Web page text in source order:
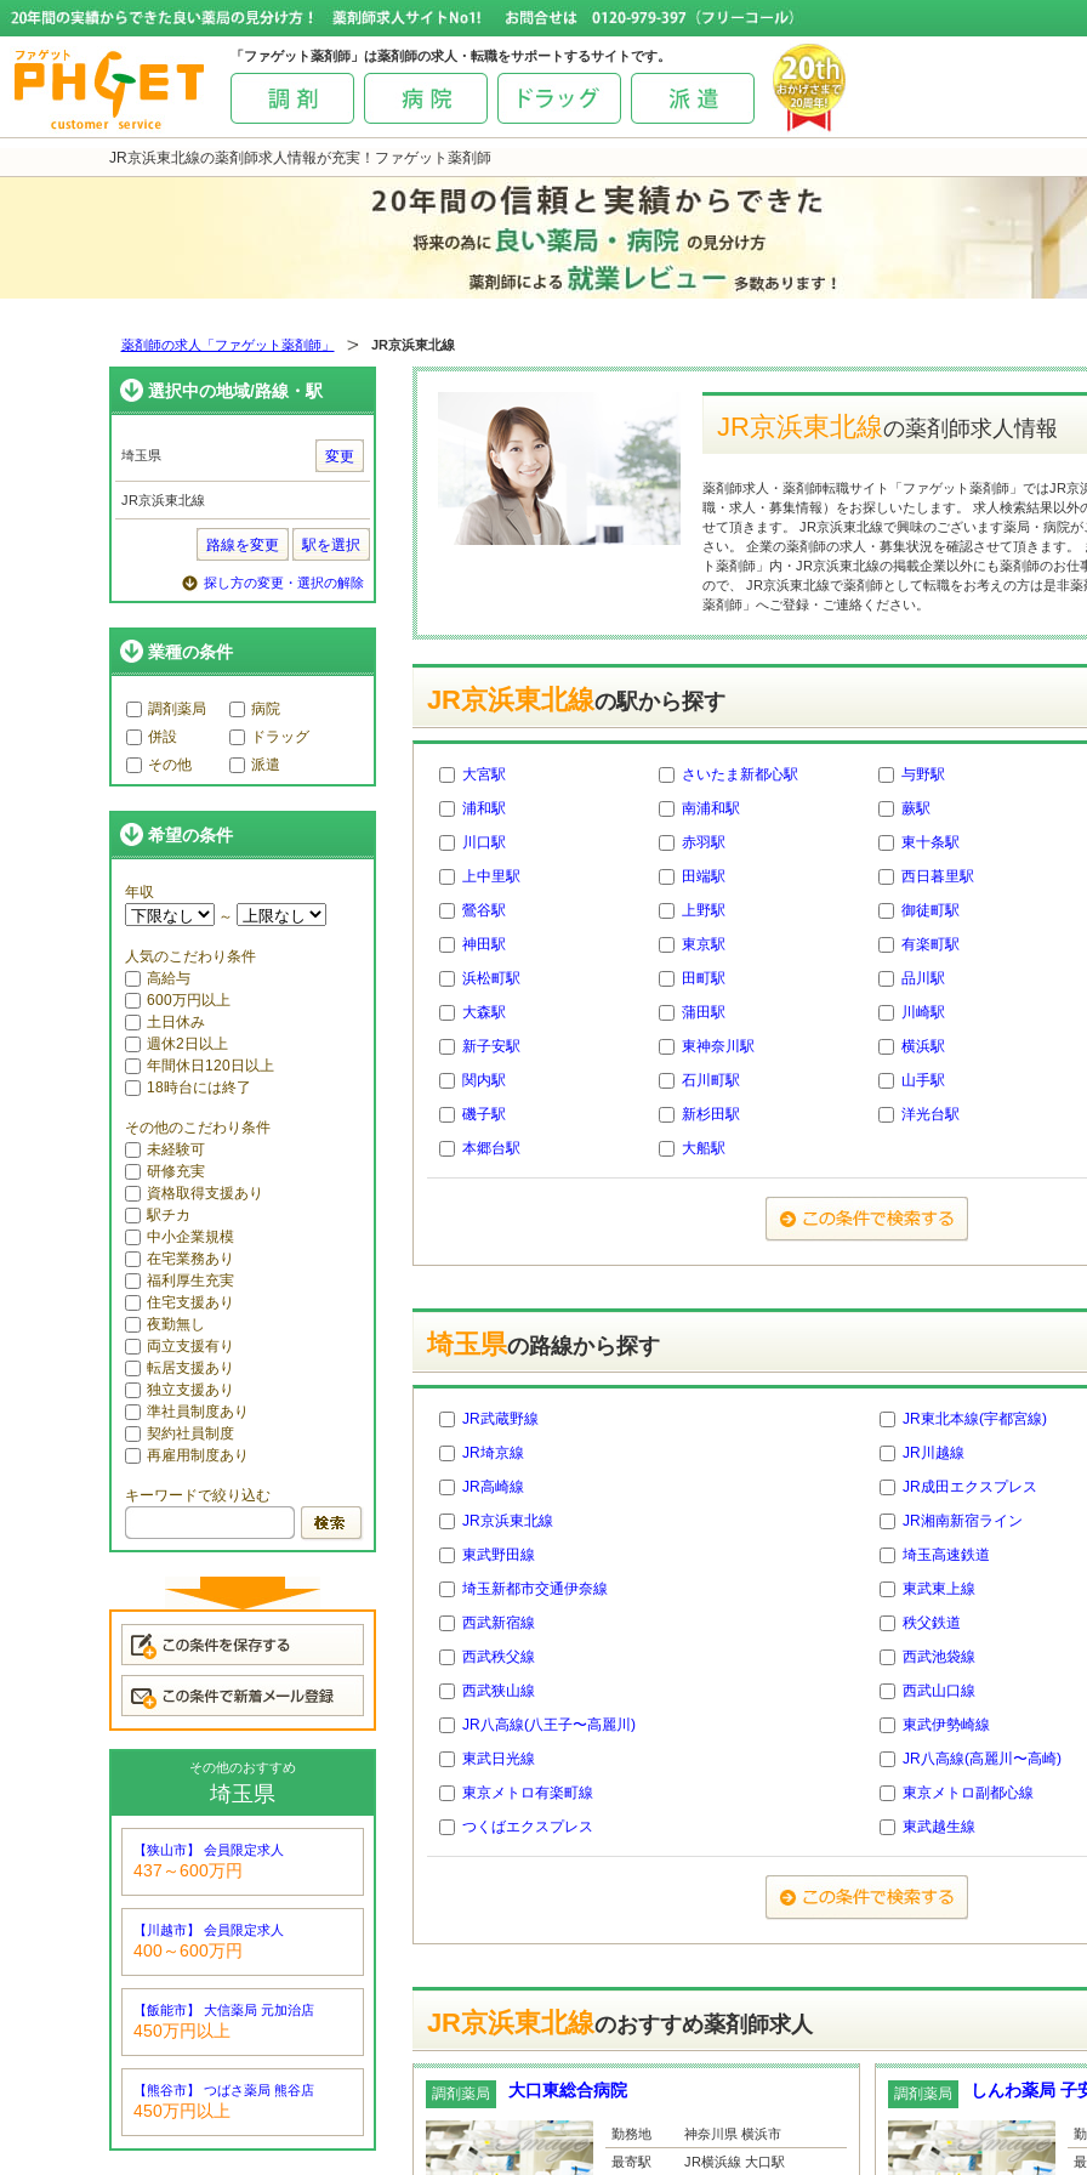
JR京浜東北線の薬剤師求人情報が充実！ファゲット薬剤師
「ファゲット薬剤師」は薬剤師の求人・転職をサポートするサイトです。
薬剤師の求人「ファゲット薬剤師」 JR京浜東北線
選択中の地域/路線・駅
埼玉県 変更
JR京浜東北線
路線を変更 駅を選択
探し方の変更・選択の解除
業種の条件
調剤薬局
病院
併設
ドラッグ
その他
派遣
希望の条件
年収
～
人気のこだわり条件
高給与
600万円以上
土日休み
週休2日以上
年間休日120日以上
18時台には終了
その他のこだわり条件
未経験可
研修充実
資格取得支援あり
駅チカ
中小企業規模
在宅業務あり
福利厚生充実
住宅支援あり
夜勤無し
両立支援有り
転居支援あり
独立支援あり
準社員制度あり
契約社員制度
再雇用制度あり
キーワードで絞り込む
その他のおすすめ
埼玉県
【狭山市】 会員限定求人
437～600万円
【川越市】 会員限定求人
400～600万円
【飯能市】 大信薬局 元加治店
450万円以上
【熊谷市】 つばさ薬局 熊谷店
450万円以上
JR京浜東北線の薬剤師求人情報
薬剤師求人・薬剤師転職サイト「ファゲット薬剤師」ではJR京
職・求人・募集情報）をお探しいたします。 求人検索結果以外
せて頂きます。 JR京浜東北線で興味のございます薬局・病院
さい。 企業の薬剤師の求人・募集状況を確認させて頂きます。
ト薬剤師」内・JR京浜東北線の掲載企業以外にも薬剤師のお
ので、 JR京浜東北線で薬剤師として転職をお考えの方は是非
薬剤師」へご登録・ご連絡ください。
JR京浜東北線の駅から探す
大宮駅 さいたま新都心駅
与野駅
浦和駅
南浦和駅
蕨駅
川口駅
赤羽駅
東十条駅
上中里駅
田端駅
西日暮里駅
鶯谷駅
上野駅
御徒町駅
神田駅
東京駅
有楽町駅
浜松町駅
田町駅
品川駅
大森駅
蒲田駅
川崎駅
新子安駅
東神奈川駅
横浜駅
関内駅
石川町駅
山手駅
磯子駅
新杉田駅
洋光台駅
本郷台駅
大船駅
埼玉県の路線から探す
JR武蔵野線
JR東北本線(宇都宮線)
JR埼京線
JR川越線
JR高崎線
JR成田エクスプレス
JR京浜東北線
JR湘南新宿ライン
東武野田線
埼玉高速鉄道
埼玉新都市交通伊奈線
東武東上線
西武新宿線
秩父鉄道
西武秩父線
西武池袋線
西武狭山線
西武山口線
JR八高線(八王子〜高麗川)
東武伊勢崎線
東武日光線
JR八高線(高麗川〜高崎)
東京メトロ有楽町線
東京メトロ副都心線
つくばエクスプレス
東武越生線
JR京浜東北線のおすすめ薬剤師求人
調剤薬局 大口東総合病院
勤務地
神奈川県 横浜市
最寄駅
JR横浜線 大口駅
調剤薬局 しんわ薬局 子